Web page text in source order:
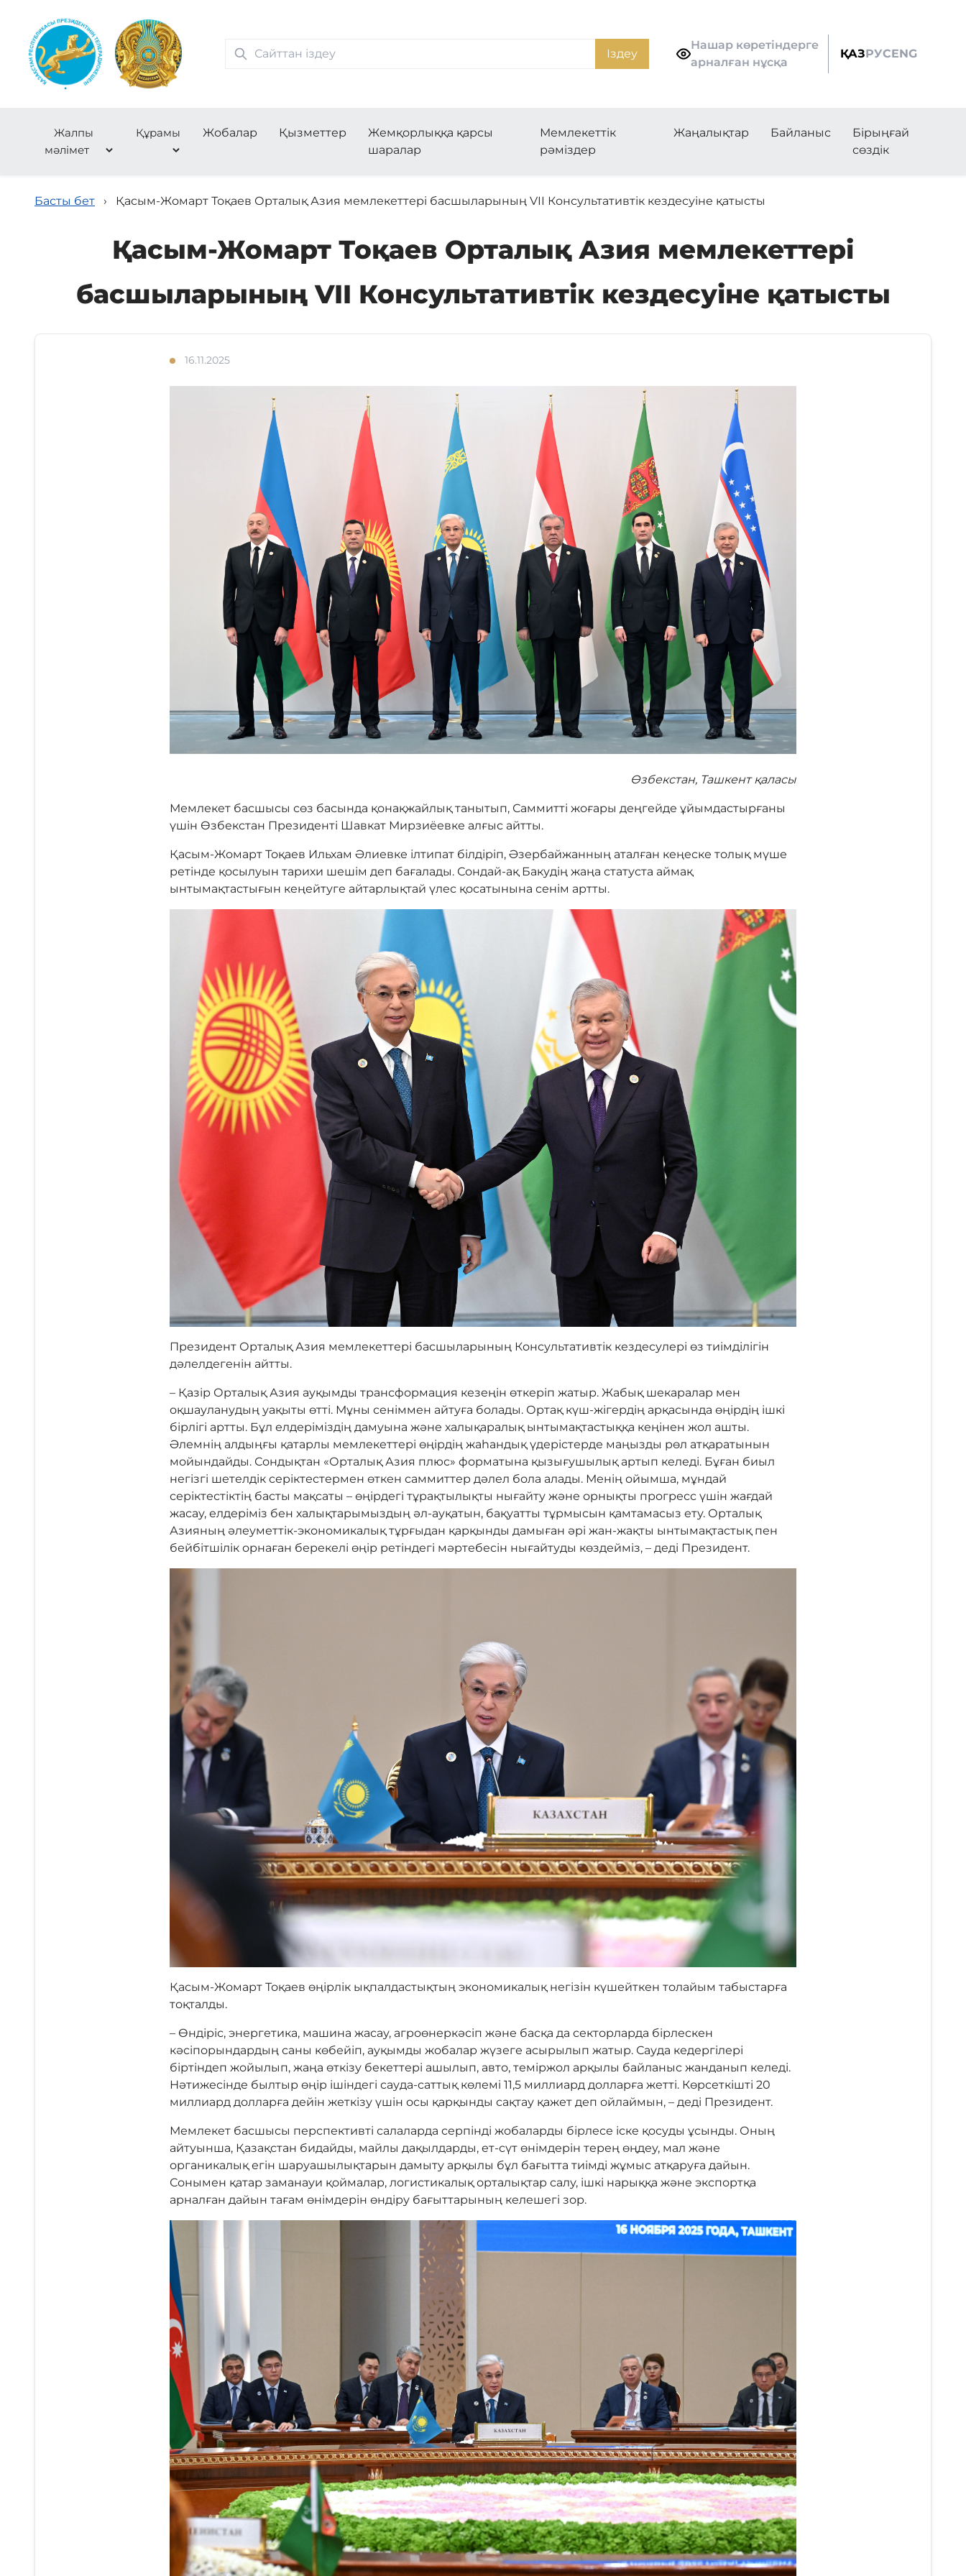
Іздеу
Нашар көретіндерге
арналған нұсқа
ҚАЗРУСENG
Жалпы
мәлімет
Құрамы Жобалар Қызметтер
Жемқорлыққа қарсы
шаралар
Мемлекеттік
рәміздер
Жаңалықтар Байланыс
Бірыңғай
сөздік
Басты бет › Қасым-Жомарт Тоқаев Орталық Азия мемлекеттері басшыларының VII Консультативтік кездесуіне қатысты
Қасым-Жомарт Тоқаев Орталық Азия мемлекеттері
басшыларының VII Консультативтік кездесуіне қатысты
16.11.2025
Өзбекстан, Ташкент қаласы
Мемлекет басшысы сөз басында қонақжайлық танытып, Саммитті жоғары деңгейде ұйымдастырғаны
үшін Өзбекстан Президенті Шавкат Мирзиёевке алғыс айтты.
Қасым-Жомарт Тоқаев Ильхам Әлиевке ілтипат білдіріп, Әзербайжанның аталған кеңеске толық мүше
ретінде қосылуын тарихи шешім деп бағалады. Сондай-ақ Бакудің жаңа статуста аймақ
ынтымақтастығын кеңейтуге айтарлықтай үлес қосатынына сенім артты.
Президент Орталық Азия мемлекеттері басшыларының Консультативтік кездесулері өз тиімділігін
дәлелдегенін айтты.
– Қазір Орталық Азия ауқымды трансформация кезеңін өткеріп жатыр. Жабық шекаралар мен
оқшауланудың уақыты өтті. Мұны сеніммен айтуға болады. Ортақ күш-жігердің арқасында өңірдің ішкі
бірлігі артты. Бұл елдеріміздің дамуына және халықаралық ынтымақтастыққа кеңінен жол ашты.
Әлемнің алдыңғы қатарлы мемлекеттері өңірдің жаһандық үдерістерде маңызды рөл атқаратынын
мойындайды. Сондықтан «Орталық Азия плюс» форматына қызығушылық артып келеді. Бұған биыл
негізгі шетелдік серіктестермен өткен саммиттер дәлел бола алады. Менің ойымша, мұндай
серіктестіктің басты мақсаты – өңірдегі тұрақтылықты нығайту және орнықты прогресс үшін жағдай
жасау, елдеріміз бен халықтарымыздың әл-ауқатын, бақуатты тұрмысын қамтамасыз ету. Орталық
Азияның әлеуметтік-экономикалық тұрғыдан қарқынды дамыған әрі жан-жақты ынтымақтастық пен
бейбітшілік орнаған берекелі өңір ретіндегі мәртебесін нығайтуды көздейміз, – деді Президент.
Қасым-Жомарт Тоқаев өңірлік ықпалдастықтың экономикалық негізін күшейткен толайым табыстарға
тоқталды.
– Өндіріс, энергетика, машина жасау, агроөнеркәсіп және басқа да секторларда бірлескен
кәсіпорындардың саны көбейіп, ауқымды жобалар жүзеге асырылып жатыр. Сауда кедергілері
біртіндеп жойылып, жаңа өткізу бекеттері ашылып, авто, теміржол арқылы байланыс жанданып келеді.
Нәтижесінде былтыр өңір ішіндегі сауда-саттық көлемі 11,5 миллиард долларға жетті. Көрсеткішті 20
миллиард долларға дейін жеткізу үшін осы қарқынды сақтау қажет деп ойлаймын, – деді Президент.
Мемлекет басшысы перспективті салаларда серпінді жобаларды бірлесе іске қосуды ұсынды. Оның
айтуынша, Қазақстан бидайды, майлы дақылдарды, ет-сүт өнімдерін терең өңдеу, мал және
органикалық егін шаруашылықтарын дамыту арқылы бұл бағытта тиімді жұмыс атқаруға дайын.
Сонымен қатар заманауи қоймалар, логистикалық орталықтар салу, ішкі нарыққа және экспортқа
арналған дайын тағам өнімдерін өндіру бағыттарының келешегі зор.